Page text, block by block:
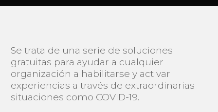
Se trata de una serie de soluciones
gratuitas para ayudar a cualquier
organización a habilitarse y activar
experiencias a través de extraordinarias
situaciones como COVID-19.